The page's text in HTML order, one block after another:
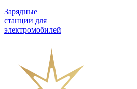
Зарядные
станции для
электромобилей